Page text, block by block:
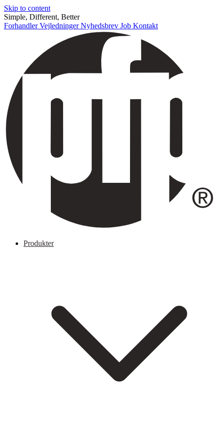
Skip to content
Simple, Different, Better
ForhandlerVejledningerNyhedsbrev Job Kontakt
Produkter